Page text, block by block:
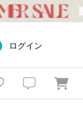
ログイン